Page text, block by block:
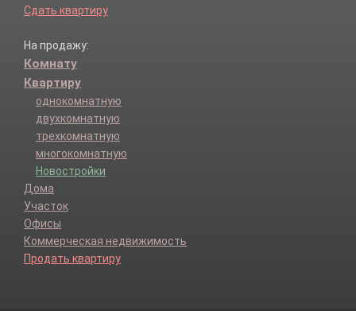
Сдать квартиру
На продажу:
Комнату
Квартиру
однокомнатную
двухкомнатную
трехкомнатную
многокомнатную
Новостройки
Дома
Участок
Офисы
Коммерческая недвижимость
Продать квартиру